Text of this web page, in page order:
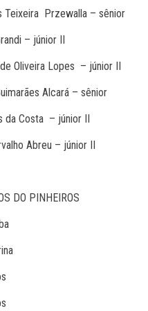
Teixeira Przewalla – sênior
– júnior II
Oliveira Lopes – júnior II
Alcará – sênior
da Costa – júnior II
Abreu – júnior II
DO PINHEIROS